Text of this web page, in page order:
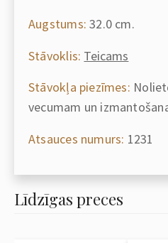
Augstums: 32.0 cm.
Stāvoklis: Teicams
Stāvokļa piezīmes:
vecumam un
Atsauces numurs: 1231
Līdzīgas preces